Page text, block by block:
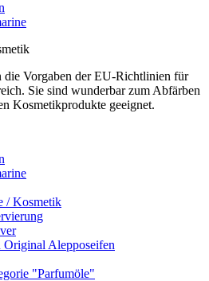
die Vorgaben der EU-Richtlinien für
Sie sind wunderbar zum Abfärben
Kosmetikprodukte geeignet.
/ Kosmetik
Original Alepposeifen
"Parfumöle"